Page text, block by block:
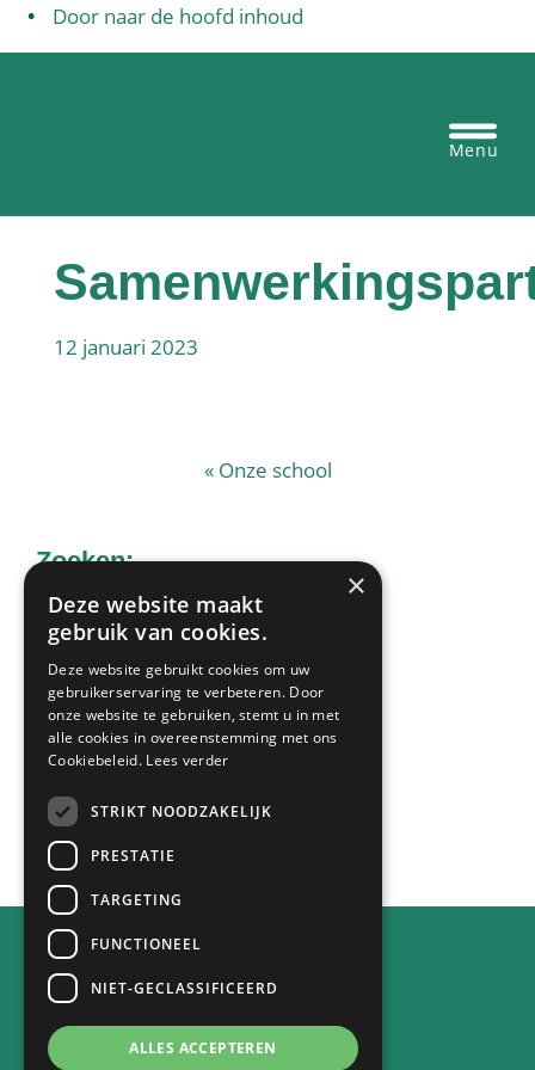
Door naar de hoofd inhoud
12 januari 2023
« Onze school
Zoeken:
Zoek
op
deze
website
Laatste nieuws:
Alle berichten
Contact
4132 VE Vianen
×
Deze website maakt
gebruik van cookies.
Deze website gebruikt cookies om uw
gebruikerservaring te verbeteren. Door
onze website te gebruiken, stemt u in met
alle cookies in overeenstemming met ons
Cookiebeleid. Lees verder
STRIKT NOODZAKELIJK
PRESTATIE
TARGETING
FUNCTIONEEL
NIET-GECLASSIFICEERD
ALLES ACCEPTEREN